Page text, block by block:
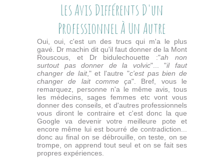
Les Avis Différents D'un
Professionnel À Un Autre
Oui, oui, c'est un des trucs qui m'a le plus
gavé. Dr machin dit qu'il faut donner de la Mont
Rouscous, et Dr bidulechouette :"ah non
surtout pas donner de la volvic"... "il faut
changer de lait," et l'autre "c'est pas bien de
changer de lait comme ça". Bref, vous le
remarquez, personne n'a le même avis, tous
les médecins, sages femmes etc vont vous
donner des conseils, et d'autres professionnels
vous diront le contraire et c'est donc la que
Google va devenir votre meilleure pote et
encore même lui est bourré de contradiction...
donc au final on se débrouille, on teste, on se
trompe, on apprend tout seul et on se fait ses
propres expériences.